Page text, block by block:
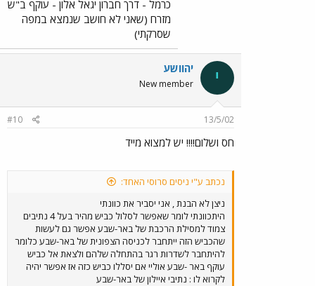
כרמל - דרך חברון יגאל אלון - עוקף ב"ש
מזרח (שאני לא חושב שנמצא במפה
שסרקתי)
י יהוושע
New member
13/5/02
#10
חס ושלום!!!! יש למצוא מייד
נכתב ע"י ניסים סרוסי האחד:
ניצן לא הבנת , אני יסביר את כוונתי
היתכוונתי לומר שאפשר לסלול כביש מהיר בעל 4 נתיבים
צמוד למסילת הרכבת של באר-שבע אפשר גם לעשות
שהכביש הזה ייתחבר לכניסה הצפונית של באר-שבע כלומר
להיתחבר לשדרות רגר בהתחלה שלהם ולצאת אל כביש
עוקף באר -שבע אוליי אם יסללו כביש כזה אז אפשר יהיה
לקרוא לו : נתיבי איילון של באר-שבע